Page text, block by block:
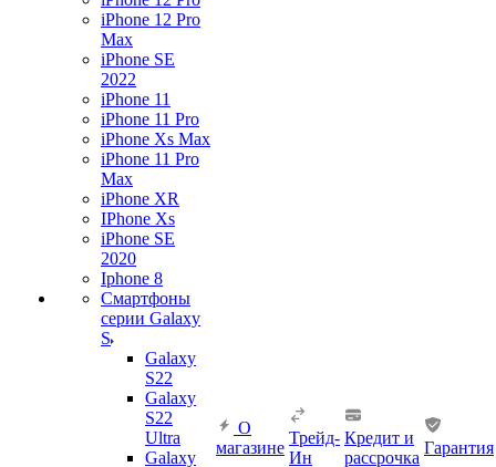
iPhone 12 Pro
Max
iPhone SE
2022
iPhone 11
iPhone 11 Pro
iPhone Xs Max
iPhone 11 Pro
Max
iPhone XR
IPhone Xs
iPhone SE
2020
Iphone 8
Смартфоны
серии Galaxy
S
Galaxy
S22
Galaxy
S22
Ultra
Galaxy
О
магазине
Трейд-
Ин
Кредит и
рассрочка
Гарантия